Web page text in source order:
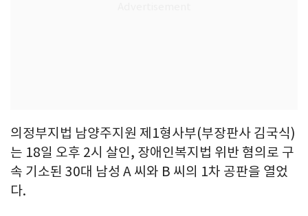
의정부지법 남양주지원 제1형사부(부장판사 김국식)
는 18일 오후 2시 살인, 장애인복지법 위반 혐의로 구
속 기소된 30대 남성 A 씨와 B 씨의 1차 공판을 열었
다.